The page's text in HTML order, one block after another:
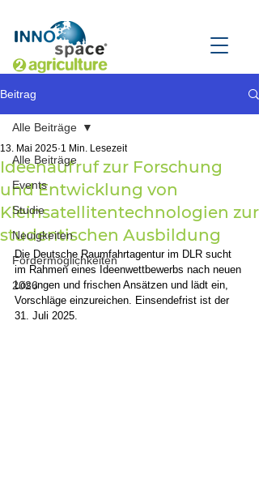
Beitrag
Alle Beiträge
Events
Studie
Neuigkeiten
Fördermöglichkeiten
2026
Alle Beiträge
Ideenaufruf zur Forschung
und Entwicklung von
Kleinsatellitentechnologien zur
studentischen Ausbildung
13. Mai 2025 1 Min. Lesezeit
Die Deutsche Raumfahrtagentur im DLR sucht
im Rahmen eines Ideenwettbewerbs nach neuen
Lösungen und frischen Ansätzen und lädt ein,
Vorschläge einzureichen. Einsendefrist ist der
31. Juli 2025.